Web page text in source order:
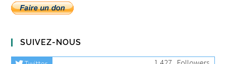
SUIVEZ-NOUS